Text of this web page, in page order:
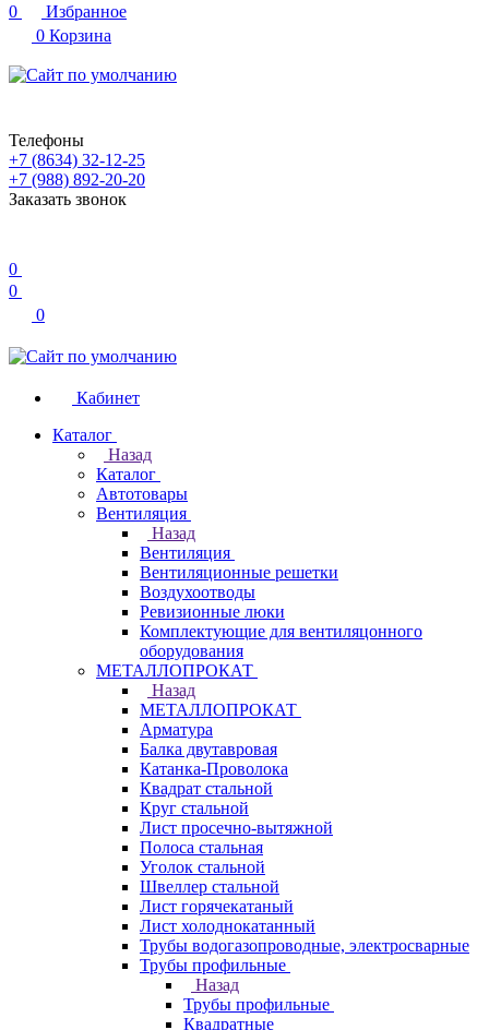
0
Избранное
0 Корзина
Телефоны
+7 (8634) 32-12-25
+7 (988) 892-20-20
Заказать звонок
0
0
0
Кабинет
Каталог
Назад
Каталог
Автотовары
Вентиляция
Назад
Вентиляция
Вентиляционные решетки
Воздухоотводы
Ревизионные люки
Комплектующие для вентиляцонного
оборудования
МЕТАЛЛОПРОКАТ
Назад
МЕТАЛЛОПРОКАТ
Арматура
Балка двутавровая
Катанка-Проволока
Квадрат стальной
Круг стальной
Лист просечно-вытяжной
Полоса стальная
Уголок стальной
Швеллер стальной
Лист горячекатаный
Лист холоднокатанный
Трубы водогазопроводные, электросварные
Трубы профильные
Назад
Трубы профильные
Квадратные